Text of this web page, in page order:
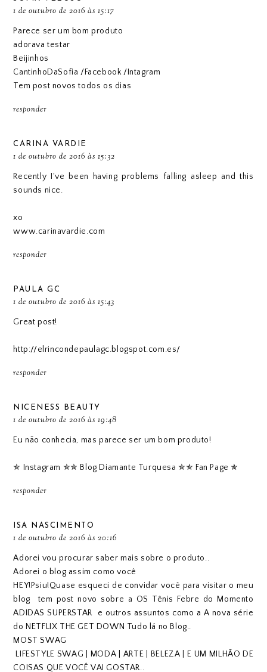
1 de outubro de 2016 às 15:17
Parece ser um bom produto
adorava testar
Beijinhos
CantinhoDaSofia /Facebook / Intagram
Tem post novos todos os dias
responder
CARINA VARDIE
1 de outubro de 2016 às 15:32
Recently I've been having problems falling asleep and this
sounds nice.
xo
www.carinavardie.com
responder
PAULA GC
1 de outubro de 2016 às 15:43
Great post!
http://elrincondepaulagc.blogspot.com.es/
responder
NICENESS BEAUTY
1 de outubro de 2016 às 19:48
Eu não conhecia, mas parece ser um bom produto!
✯ Instagram ✯✯ Blog Diamante Turquesa ✯✯ Fan Page ✯
responder
ISA NASCIMENTO
1 de outubro de 2016 às 20:16
Adorei vou procurar saber mais sobre o produto..
Adorei o blog assim como você
HEY!Psiu!Quase esqueci de convidar você para visitar o meu
blog tem post novo sobre a OS Tênis Febre do Momento
ADIDAS SUPERSTARe outros assuntos como a A nova série
do NETFLIX THE GET DOWN Tudo lá no Blog..
MOST SWAG
LIFESTYLE SWAG | MODA | ARTE | BELEZA | E UM MILHÃO DE
COISAS QUE VOCÊ VAI GOSTAR..